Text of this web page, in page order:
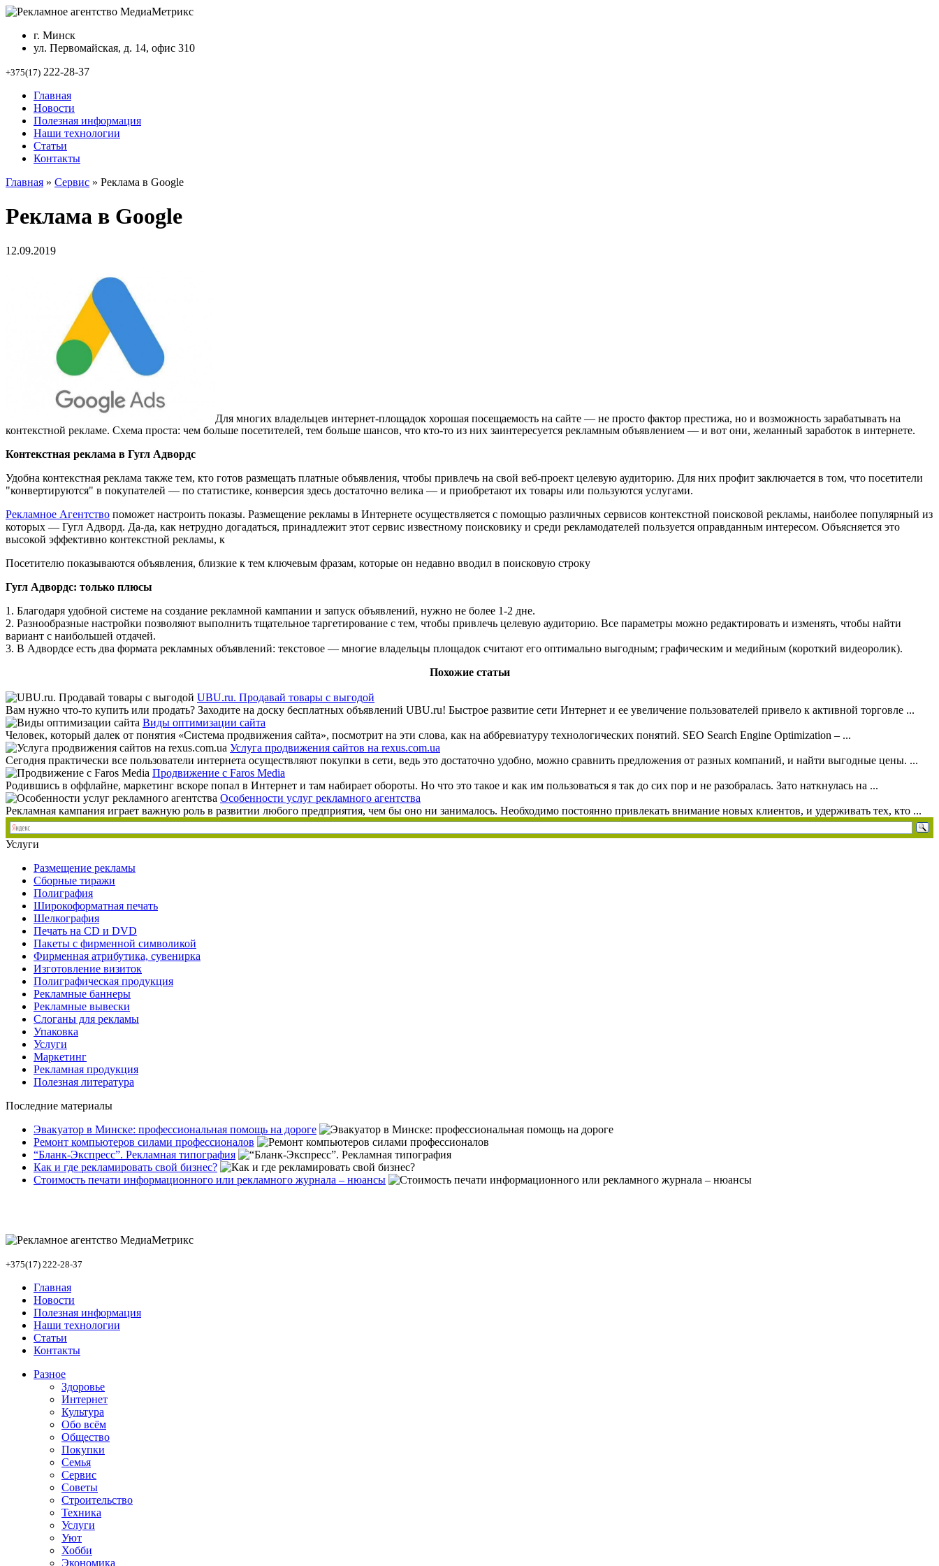
г. Минск
ул. Первомайская, д. 14, офис 310
+375(17) 222-28-37
Главная
Новости
Полезная информация
Наши технологии
Статьи
Контакты
Главная » Сервис » Реклама в Google
Реклама в Google
12.09.2019
Для многих владельцев интернет-площадок хорошая посещаемость на сайте — не просто фактор престижа, но и возможность зарабатывать на
контекстной рекламе. Схема проста: чем больше посетителей, тем больше шансов, что кто-то из них заинтересуется рекламным объявлением — и вот они, желанный заработок в интернете.
Контекстная реклама в Гугл Адвордс
Удобна контекстная реклама также тем, кто готов размещать платные объявления, чтобы привлечь на свой веб-проект целевую аудиторию. Для них профит заключается в том, что посетители
"конвертируются" в покупателей — по статистике, конверсия здесь достаточно велика — и приобретают их товары или пользуются услугами.
Рекламное Агентство поможет настроить показы. Размещение рекламы в Интернете осуществляется с помощью различных сервисов контекстной поисковой рекламы, наиболее популярный из
которых — Гугл Адворд. Да-да, как нетрудно догадаться, принадлежит этот сервис известному поисковику и среди рекламодателей пользуется оправданным интересом. Объясняется это
высокой эффективно контекстной рекламы, к
Посетителю показываются объявления, близкие к тем ключевым фразам, которые он недавно вводил в поисковую строку
Гугл Адвордс: только плюсы
1. Благодаря удобной системе на создание рекламной кампании и запуск объявлений, нужно не более 1-2 дне.
2. Разнообразные настройки позволяют выполнить тщательное таргетирование с тем, чтобы привлечь целевую аудиторию. Все параметры можно редактировать и изменять, чтобы найти
вариант с наибольшей отдачей.
3. В Адвордсе есть два формата рекламных объявлений: текстовое — многие владельцы площадок считают его оптимально выгодным; графическим и медийным (короткий видеоролик).
Похожие статьи
UBU.ru. Продавай товары с выгодой
Вам нужно что-то купить или продать? Заходите на доску бесплатных объявлений UBU.ru! Быстрое развитие сети Интернет и ее увеличение пользователей привело к активной торговле ...
Виды оптимизации сайта
Человек, который далек от понятия «Система продвижения сайта», посмотрит на эти слова, как на аббревиатуру технологических понятий. SEO Search Engine Optimization – ...
Услуга продвижения сайтов на rexus.com.ua
Сегодня практически все пользователи интернета осуществляют покупки в сети, ведь это достаточно удобно, можно сравнить предложения от разных компаний, и найти выгодные цены. ...
Продвижение с Faros Media
Родившись в оффлайне, маркетинг вскоре попал в Интернет и там набирает обороты. Но что это такое и как им пользоваться я так до сих пор и не разобралась. Зато наткнулась на ...
Особенности услуг рекламного агентства
Рекламная кампания играет важную роль в развитии любого предприятия, чем бы оно ни занималось. Необходимо постоянно привлекать внимание новых клиентов, и удерживать тех, кто ...
Услуги
Размещение рекламы
Сборные тиражи
Полиграфия
Широкоформатная печать
Шелкография
Печать на СD и DVD
Пакеты с фирменной символикой
Фирменная атрибутика, сувенирка
Изготовление визиток
Полиграфическая продукция
Рекламные баннеры
Рекламные вывески
Слоганы для рекламы
Упаковка
Услуги
Маркетинг
Рекламная продукция
Полезная литература
Последние материалы
Эвакуатор в Минске: профессиональная помощь на дороге
Ремонт компьютеров силами профессионалов
“Бланк-Экспресс”. Рекламная типография
Как и где рекламировать свой бизнес?
Стоимость печати информационного или рекламного журнала – нюансы
+375(17) 222-28-37
Главная
Новости
Полезная информация
Наши технологии
Статьи
Контакты
Разное
Здоровье
Интернет
Культура
Обо всём
Общество
Покупки
Семья
Сервис
Советы
Строительство
Техника
Услуги
Уют
Хобби
Экономика